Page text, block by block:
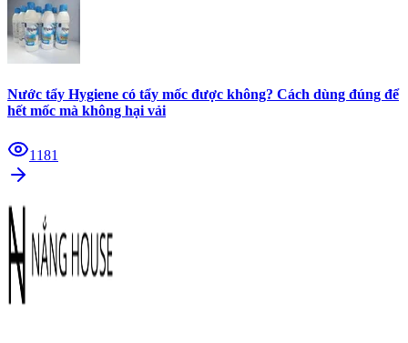
Nước tẩy Hygiene có tẩy mốc được không? Cách dùng đúng để
hết mốc mà không hại vải
1181